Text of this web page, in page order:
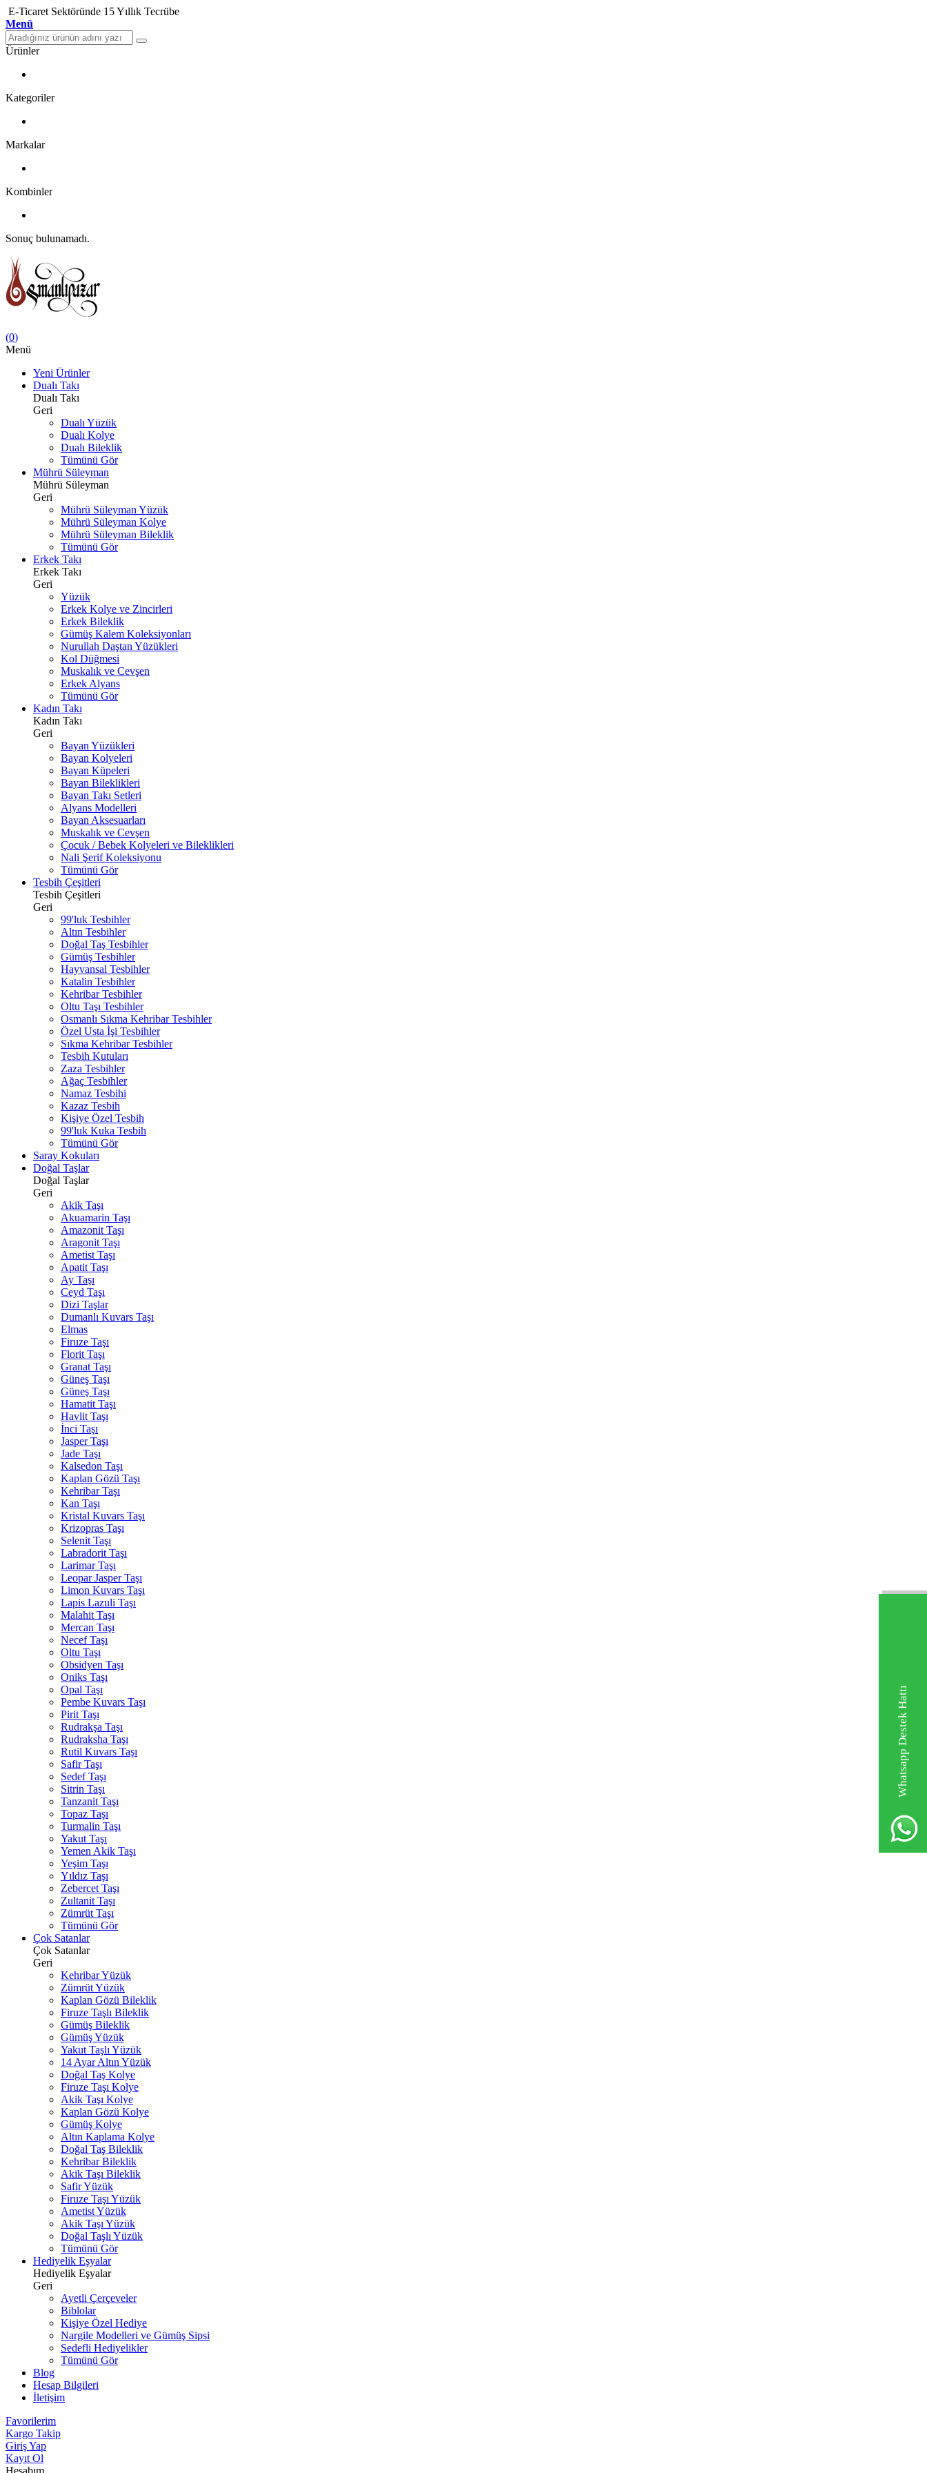
Whatsapp Destek Hattı
E-Ticaret Sektöründe 15 Yıllık Tecrübe
Menü
Ürünler
Kategoriler
Markalar
Kombinler
Sonuç bulunamadı.
(0)
Menü
Yeni Ürünler
Dualı Takı
Dualı Takı
Geri
Dualı Yüzük
Dualı Kolye
Dualı Bileklik
Tümünü Gör
Mührü Süleyman
Mührü Süleyman
Geri
Mührü Süleyman Yüzük
Mührü Süleyman Kolye
Mührü Süleyman Bileklik
Tümünü Gör
Erkek Takı
Erkek Takı
Geri
Yüzük
Erkek Kolye ve Zincirleri
Erkek Bileklik
Gümüş Kalem Koleksiyonları
Nurullah Daştan Yüzükleri
Kol Düğmesi
Muskalık ve Cevşen
Erkek Alyans
Tümünü Gör
Kadın Takı
Kadın Takı
Geri
Bayan Yüzükleri
Bayan Kolyeleri
Bayan Küpeleri
Bayan Bileklikleri
Bayan Takı Setleri
Alyans Modelleri
Bayan Aksesuarları
Muskalık ve Cevşen
Çocuk / Bebek Kolyeleri ve Bileklikleri
Nali Şerif Koleksiyonu
Tümünü Gör
Tesbih Çeşitleri
Tesbih Çeşitleri
Geri
99'luk Tesbihler
Altın Tesbihler
Doğal Taş Tesbihler
Gümüş Tesbihler
Hayvansal Tesbihler
Katalin Tesbihler
Kehribar Tesbihler
Oltu Taşı Tesbihler
Osmanlı Sıkma Kehribar Tesbihler
Özel Usta İşi Tesbihler
Sıkma Kehribar Tesbihler
Tesbih Kutuları
Zaza Tesbihler
Ağaç Tesbihler
Namaz Tesbihi
Kazaz Tesbih
Kişiye Özel Tesbih
99'luk Kuka Tesbih
Tümünü Gör
Saray Kokuları
Doğal Taşlar
Doğal Taşlar
Geri
Akik Taşı
Akuamarin Taşı
Amazonit Taşı
Aragonit Taşı
Ametist Taşı
Apatit Taşı
Ay Taşı
Ceyd Taşı
Dizi Taşlar
Dumanlı Kuvars Taşı
Elmas
Firuze Taşı
Florit Taşı
Granat Taşı
Güneş Taşı
Güneş Taşı
Hamatit Taşı
Havlit Taşı
İnci Taşı
Jasper Taşı
Jade Taşı
Kalsedon Taşı
Kaplan Gözü Taşı
Kehribar Taşı
Kan Taşı
Kristal Kuvars Taşı
Krizopras Taşı
Selenit Taşı
Labradorit Taşı
Larimar Taşı
Leopar Jasper Taşı
Limon Kuvars Taşı
Lapis Lazuli Taşı
Malahit Taşı
Mercan Taşı
Necef Taşı
Oltu Taşı
Obsidyen Taşı
Oniks Taşı
Opal Taşı
Pembe Kuvars Taşı
Pirit Taşı
Rudrakşa Taşı
Rudraksha Taşı
Rutil Kuvars Taşı
Safir Taşı
Sedef Taşı
Sitrin Taşı
Tanzanit Taşı
Topaz Taşı
Turmalin Taşı
Yakut Taşı
Yemen Akik Taşı
Yeşim Taşı
Yıldız Taşı
Zebercet Taşı
Zultanit Taşı
Zümrüt Taşı
Tümünü Gör
Çok Satanlar
Çok Satanlar
Geri
Kehribar Yüzük
Zümrüt Yüzük
Kaplan Gözü Bileklik
Firuze Taşlı Bileklik
Gümüş Bileklik
Gümüş Yüzük
Yakut Taşlı Yüzük
14 Ayar Altın Yüzük
Doğal Taş Kolye
Firuze Taşı Kolye
Akik Taşı Kolye
Kaplan Gözü Kolye
Gümüş Kolye
Altın Kaplama Kolye
Doğal Taş Bileklik
Kehribar Bileklik
Akik Taşı Bileklik
Safir Yüzük
Firuze Taşı Yüzük
Ametist Yüzük
Akik Taşı Yüzük
Doğal Taşlı Yüzük
Tümünü Gör
Hediyelik Eşyalar
Hediyelik Eşyalar
Geri
Ayetli Çerçeveler
Biblolar
Kişiye Özel Hediye
Nargile Modelleri ve Gümüş Sipsi
Sedefli Hediyelikler
Tümünü Gör
Blog
Hesap Bilgileri
İletişim
Favorilerim
Kargo Takip
Giriş Yap
Kayıt Ol
Hesabım